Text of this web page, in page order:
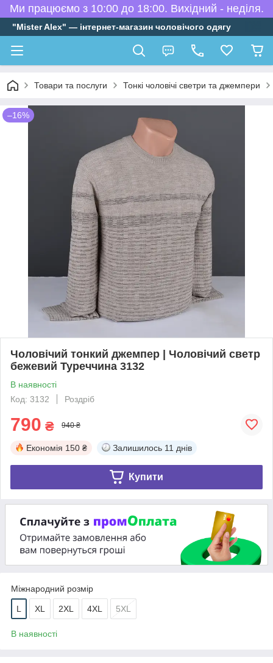
Ми працюємо з 10:00 до 18:00. Вихідний - неділя.
"Mister Alex" — інтернет-магазин чоловічого одягу
Товари та послуги Тонкі чоловічі светри та джемпери
–16%
Чоловічий тонкий джемпер | Чоловічий светр
бежевий Туреччина 3132
В наявності
Код: 3132
Роздріб
790 ₴ 940 ₴
Економія 150 ₴ Залишилось 11 днів
Купити
Міжнародний розмір
L XL 2XL 4XL 5XL
В наявності